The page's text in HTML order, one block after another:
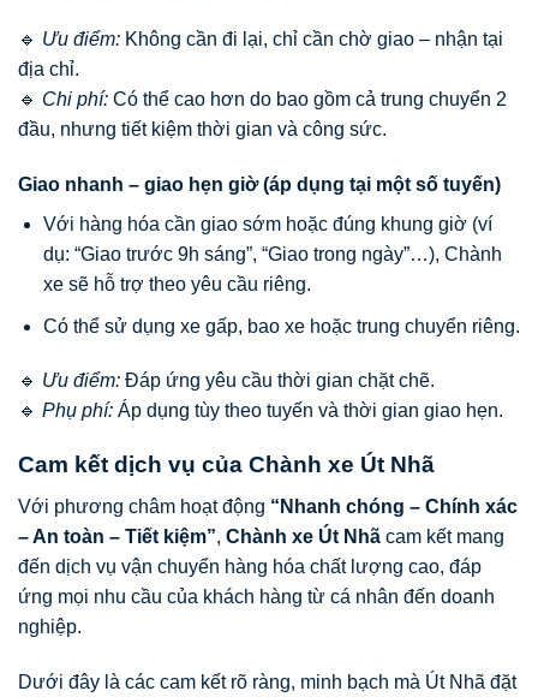
🔹 Ưu điểm: Không cần đi lại, chỉ cần chờ giao – nhận tại
địa chỉ.
🔹 Chi phí: Có thể cao hơn do bao gồm cả trung chuyển 2
đầu, nhưng tiết kiệm thời gian và công sức.
Giao nhanh – giao hẹn giờ (áp dụng tại một số tuyến)
Với hàng hóa cần giao sớm hoặc đúng khung giờ (ví
dụ: “Giao trước 9h sáng”, “Giao trong ngày”…), Chành
xe sẽ hỗ trợ theo yêu cầu riêng.
Có thể sử dụng xe gấp, bao xe hoặc trung chuyển riêng.
🔹 Ưu điểm: Đáp ứng yêu cầu thời gian chặt chẽ.
🔹 Phụ phí: Áp dụng tùy theo tuyến và thời gian giao hẹn.
Cam kết dịch vụ của Chành xe Út Nhã
Với phương châm hoạt động “Nhanh chóng – Chính xác
– An toàn – Tiết kiệm”, Chành xe Út Nhã cam kết mang
đến dịch vụ vận chuyển hàng hóa chất lượng cao, đáp
ứng mọi nhu cầu của khách hàng từ cá nhân đến doanh
nghiệp.
Dưới đây là các cam kết rõ ràng, minh bạch mà Út Nhã đặt